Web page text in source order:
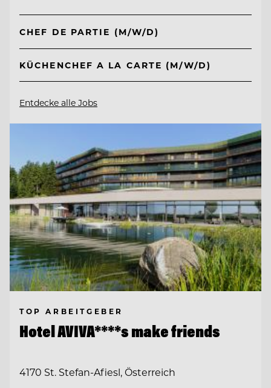
CHEF DE PARTIE (M/W/D)
KÜCHENCHEF A LA CARTE (M/W/D)
Entdecke alle Jobs
TOP ARBEITGEBER
Hotel AVIVA****s make friends
4170 St. Stefan-Afiesl, Österreich